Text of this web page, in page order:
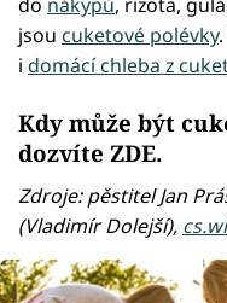
jsou cuketové polévky
i domácí chleba z
Kdy může být
dozvíte ZDE.
Zdroje: pěstitel Jan
(Vladimír Dolejší),